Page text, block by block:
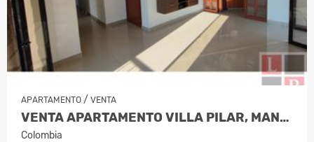
APARTAMENTO / VENTA
VENTA APARTAMENTO VILLA PILAR, MANIZA…
Colombia